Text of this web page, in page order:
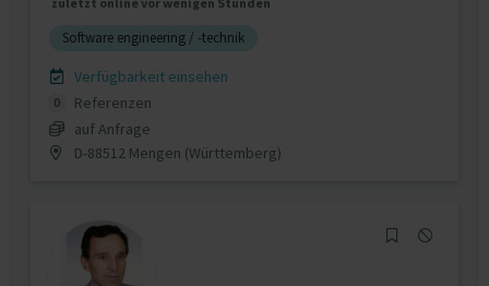
Software engineering / -technik
Verfügbarkeit einsehen
0
Referenzen
auf Anfrage
D-88512 Mengen (Württemberg)